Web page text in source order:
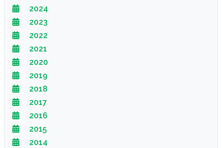
2024
2023
2022
2021
2020
2019
2018
2017
2016
2015
2014